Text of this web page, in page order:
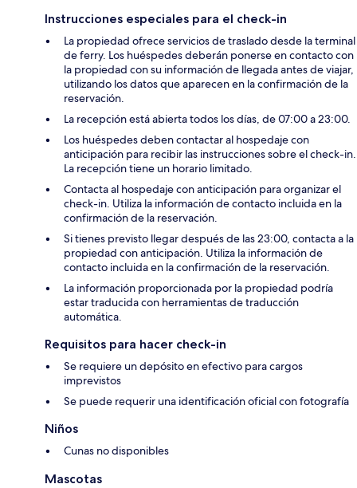
Instrucciones especiales para el check-in
La propiedad ofrece servicios de traslado desde la terminal
de ferry. Los huéspedes deberán ponerse en contacto con
la propiedad con su información de llegada antes de viajar,
utilizando los datos que aparecen en la confirmación de la
reservación.
La recepción está abierta todos los días, de 07:00 a 23:00.
Los huéspedes deben contactar al hospedaje con
anticipación para recibir las instrucciones sobre el check-in.
La recepción tiene un horario limitado.
Contacta al hospedaje con anticipación para organizar el
check-in. Utiliza la información de contacto incluida en la
confirmación de la reservación.
Si tienes previsto llegar después de las 23:00, contacta a la
propiedad con anticipación. Utiliza la información de
contacto incluida en la confirmación de la reservación.
La información proporcionada por la propiedad podría
estar traducida con herramientas de traducción
automática.
Requisitos para hacer check-in
Se requiere un depósito en efectivo para cargos
imprevistos
Se puede requerir una identificación oficial con fotografía
Niños
Cunas no disponibles
Mascotas